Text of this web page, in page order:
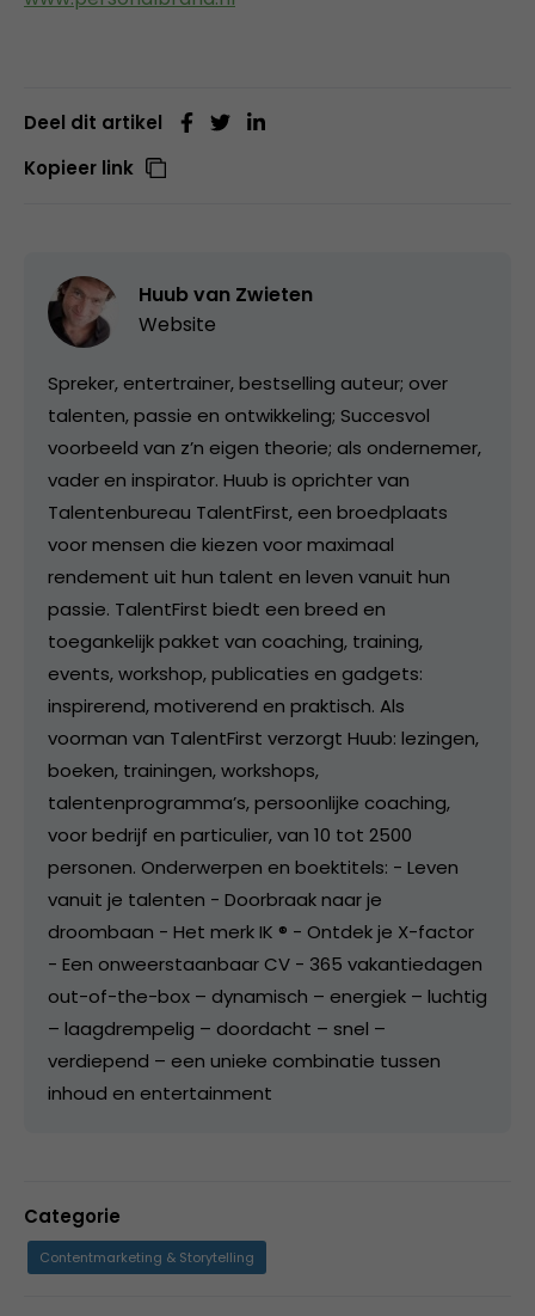
Deel dit artikel
Kopieer link
Huub van Zwieten
Website
Spreker, entertrainer, bestselling auteur; over
talenten, passie en ontwikkeling; Succesvol
voorbeeld van z’n eigen theorie; als ondernemer,
vader en inspirator. Huub is oprichter van
Talentenbureau TalentFirst, een broedplaats
voor mensen die kiezen voor maximaal
rendement uit hun talent en leven vanuit hun
passie. TalentFirst biedt een breed en
toegankelijk pakket van coaching, training,
events, workshop, publicaties en gadgets:
inspirerend, motiverend en praktisch. Als
voorman van TalentFirst verzorgt Huub: lezingen,
boeken, trainingen, workshops,
talentenprogramma’s, persoonlijke coaching,
voor bedrijf en particulier, van 10 tot 2500
personen. Onderwerpen en boektitels: - Leven
vanuit je talenten - Doorbraak naar je
droombaan - Het merk IK ® - Ontdek je X-factor
- Een onweerstaanbaar CV - 365 vakantiedagen
out-of-the-box – dynamisch – energiek – luchtig
– laagdrempelig – doordacht – snel –
verdiepend – een unieke combinatie tussen
inhoud en entertainment
Categorie
Contentmarketing & Storytelling